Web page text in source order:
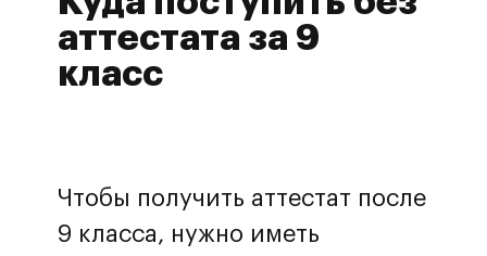
аттестата за 9
класс
Чтобы получить аттестат после
9 класса, нужно иметь